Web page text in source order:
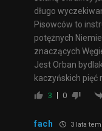
długo
Pisowców to
potężnych
znaczących
Jest Orban
kaczyńskich pięć
3 0
fach 3 lata